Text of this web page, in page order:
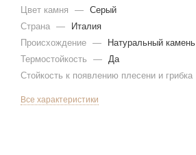
Цвет камня
— Серый
Страна —
Италия
Происхождение —
Натуральный камень
Термостойкость
—
Да
Стойкость к появлению плесени и грибка
Все характеристики